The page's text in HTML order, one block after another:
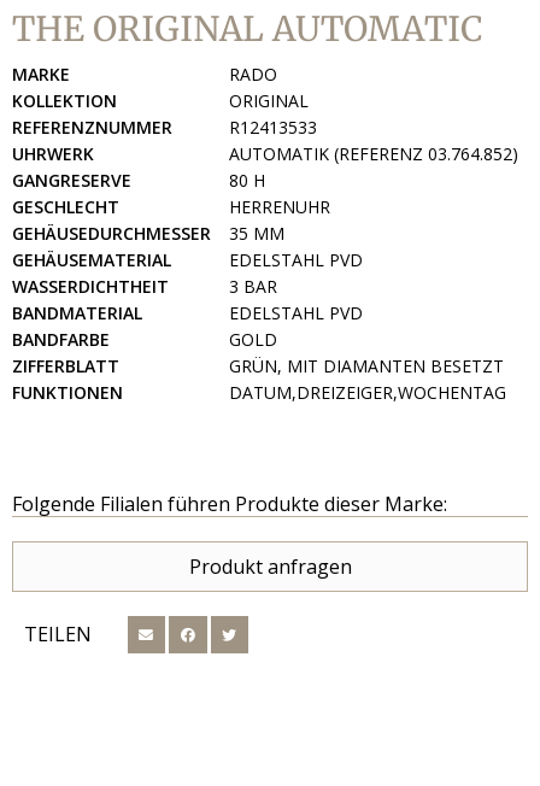
THE ORIGINAL AUTOMATIC
MARKE
RADO
KOLLEKTION
ORIGINAL
REFERENZNUMMER
R12413533
UHRWERK
AUTOMATIK (REFERENZ 03.764.852)
GANGRESERVE
80 H
GESCHLECHT
HERRENUHR
GEHÄUSEDURCHMESSER
35 MM
GEHÄUSEMATERIAL
EDELSTAHL PVD
WASSERDICHTHEIT
3 BAR
BANDMATERIAL
EDELSTAHL PVD
BANDFARBE
GOLD
ZIFFERBLATT
GRÜN, MIT DIAMANTEN BESETZT
FUNKTIONEN
DATUM,DREIZEIGER,WOCHENTAG
Folgende Filialen führen Produkte dieser Marke:
Produkt anfragen
TEILEN